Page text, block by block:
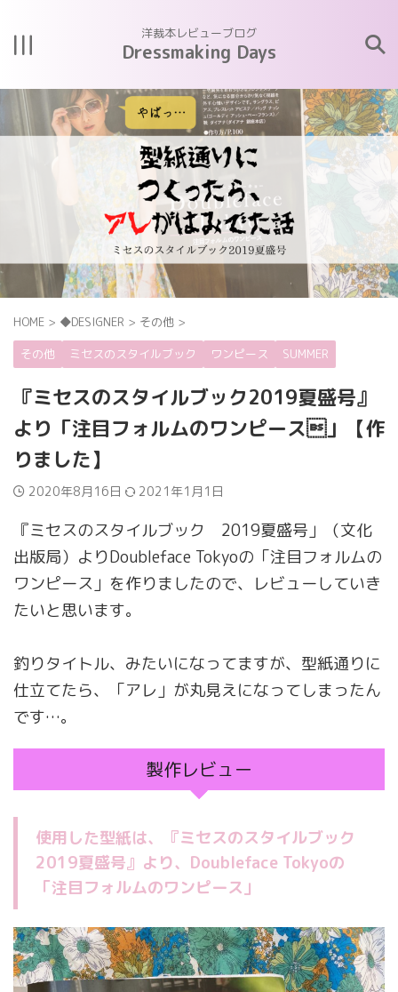
洋裁本レビューブログ
Dressmaking Days
HOME > ◆DESIGNER > その他 >
その他
ミセスのスタイルブック ワンピース SUMMER
『ミセスのスタイルブック2019夏盛号』
より「注目フォルムのワンピース」【作
りました】
2020年8月16日 2021年1月1日
『ミセスのスタイルブック 2019夏盛号」（文化
出版局）よりDoubleface Tokyoの「注目フォルムの
ワンピース」を作りましたので、レビューしていき
たいと思います。
釣りタイトル、みたいになってますが、型紙通りに
仕立てたら、「アレ」が丸見えになってしまったん
です…。
製作レビュー
使用した型紙は、『ミセスのスタイルブック
2019夏盛号』より、Doubleface Tokyoの
「注目フォルムのワンピース」